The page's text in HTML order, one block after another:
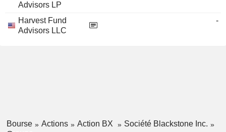
Advisors LP
Harvest Fund
Advisors LLC
-
Bourse Actions Action BX
Société Blackstone Inc.